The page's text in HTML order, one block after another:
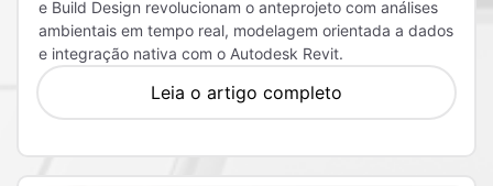
e Build Design revolucionam o anteprojeto com análises
ambientais em tempo real, modelagem orientada a dados
e integração nativa com o Autodesk Revit.
Leia o artigo completo